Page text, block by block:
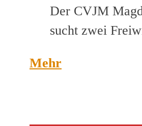
Der CVJM
sucht zwei
Mehr